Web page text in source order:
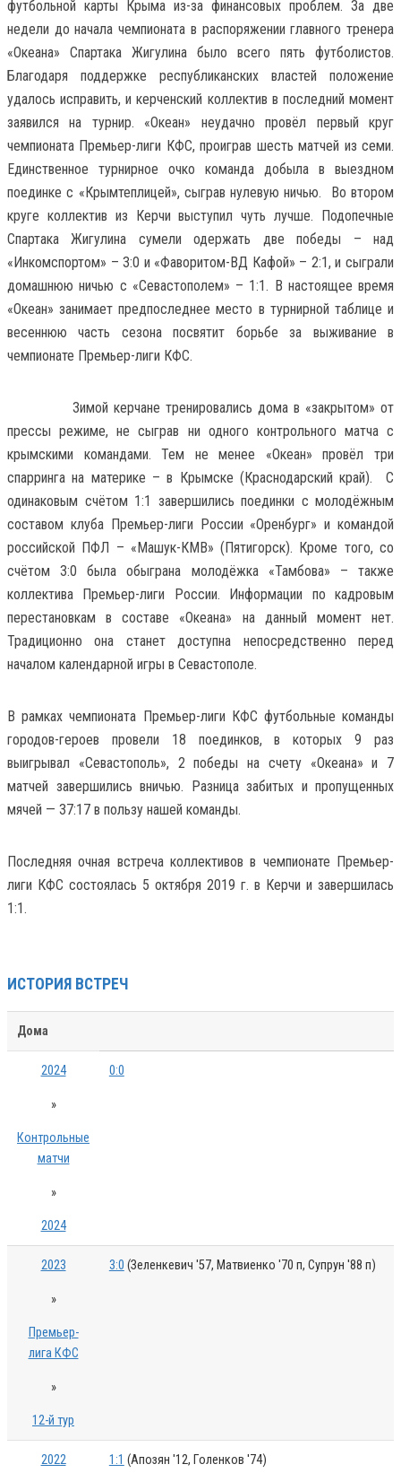
футбольной карты Крыма из-за финансовых проблем. За две
недели до начала чемпионата в распоряжении главного тренера
«Океана» Спартака Жигулина было всего пять футболистов.
Благодаря поддержке республиканских властей положение
удалось исправить, и керченский коллектив в последний момент
заявился на турнир. «Океан» неудачно провёл первый круг
чемпионата Премьер-лиги КФС, проиграв шесть матчей из семи.
Единственное турнирное очко команда добыла в выездном
поединке с «Крымтеплицей», сыграв нулевую ничью. Во втором
круге коллектив из Керчи выступил чуть лучше. Подопечные
Спартака Жигулина сумели одержать две победы – над
«Инкомспортом» – 3:0 и «Фаворитом-ВД Кафой» – 2:1, и сыграли
домашнюю ничью с «Севастополем» – 1:1. В настоящее время
«Океан» занимает предпоследнее место в турнирной таблице и
весеннюю часть сезона посвятит борьбе за выживание в
чемпионате Премьер-лиги КФС.
Зимой керчане тренировались дома в «закрытом» от
прессы режиме, не сыграв ни одного контрольного матча с
крымскими командами. Тем не менее «Океан» провёл три
спарринга на материке – в Крымске (Краснодарский край). С
одинаковым счётом 1:1 завершились поединки с молодёжным
составом клуба Премьер-лиги России «Оренбург» и командой
российской ПФЛ – «Машук-КМВ» (Пятигорск). Кроме того, со
счётом 3:0 была обыграна молодёжка «Тамбова» – также
коллектива Премьер-лиги России. Информации по кадровым
перестановкам в составе «Океана» на данный момент нет.
Традиционно она станет доступна непосредственно перед
началом календарной игры в Севастополе.
В рамках чемпионата Премьер-лиги КФС футбольные команды
городов-героев провели 18 поединков, в которых 9 раз
выигрывал «Севастополь», 2 победы на счету «Океана» и 7
матчей завершились вничью. Разница забитых и пропущенных
мячей — 37:17 в пользу нашей команды.
Последняя очная встреча коллективов в чемпионате Премьер-
лиги КФС состоялась 5 октября 2019 г. в Керчи и завершилась
1:1.
ИСТОРИЯ ВСТРЕЧ
Дома
2024
»
Контрольные
матчи
»
2024
0:0
2023
»
Премьер-
лига КФС
»
12-й тур
3:0 (Зеленкевич '57, Матвиенко '70 п, Супрун '88 п)
2022 1:1 (Апозян '12, Голенков '74)